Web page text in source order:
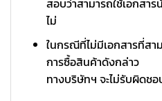
สอบว่าสามารถใช้เอกสา
ไม่
ในกรณีที่ไม่มีเอกสารที่ส
การซื้อสินค้าดังกล่าว
ทางบริษัทฯ จะไม่รับผิดช